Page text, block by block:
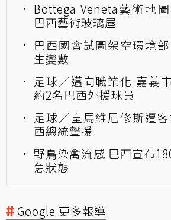
Bottega Veneta藝術地
巴西藝術玻璃屋
巴西國會試圖架空環境
生變數
足球／邁向職業化 嘉義
約2名巴西外援球員
足球／皇馬維尼修斯遭
西總統聲援
野鳥染禽流感 巴西宣布
急狀態
Google 更多報導